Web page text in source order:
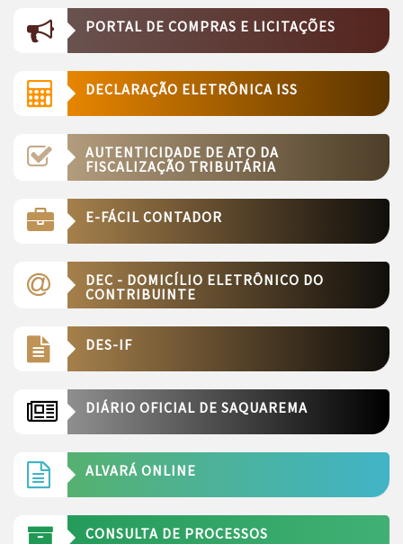
PORTAL DE COMPRAS E LICITAÇÕES
DECLARAÇÃO ELETRÔNICA ISS
AUTENTICIDADE DE ATO DA
FISCALIZAÇÃO TRIBUTÁRIA
E-FÁCIL CONTADOR
DEC - DOMICÍLIO ELETRÔNICO DO
CONTRIBUINTE
DES-IF
DIÁRIO OFICIAL DE SAQUAREMA
ALVARÁ ONLINE
CONSULTA DE PROCESSOS